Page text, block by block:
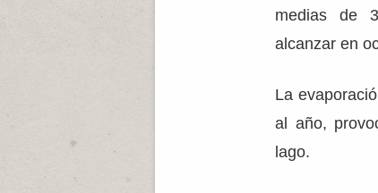
medias de
alcanzar en
La
al año,
lago.